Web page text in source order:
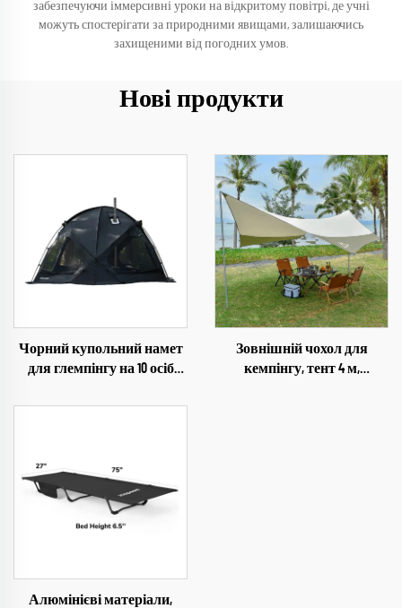
забезпечуючи іммерсивні уроки на відкритому повітрі, де учні
можуть спостерігати за природними явищами, залишаючись
захищеними від погодних умов.
Нові продукти
Чорний купольний намет
для глемпінгу на 10 осіб
намет для зими
Зовнішній чохол для
кемпінгу, тент 4 м,
Алюмінієві матеріали,